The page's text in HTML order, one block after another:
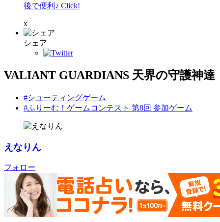
後で便利♪ Click!
x
シェア
VALIANT GUARDIANS 天界の守護神達
#シューティングゲーム
#ふりーむ！ゲームコンテスト 第8回 参加ゲーム
えなりん
フォロー